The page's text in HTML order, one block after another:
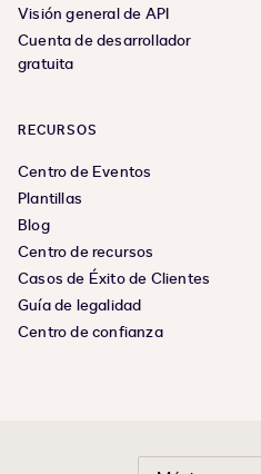
Visión general de API
Cuenta de desarrollador
gratuita
RECURSOS
Centro de Eventos
Plantillas
Blog
Centro de recursos
Casos de Éxito de Clientes
Guía de legalidad
Centro de confianza